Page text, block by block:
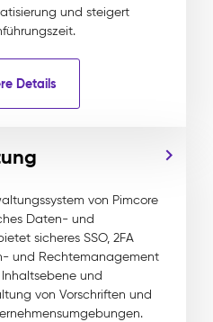
und steigert
Details
von Pimcore
Daten- und
sicheres SSO, 2FA
und Rechtemanagement
und
von Vorschriften und